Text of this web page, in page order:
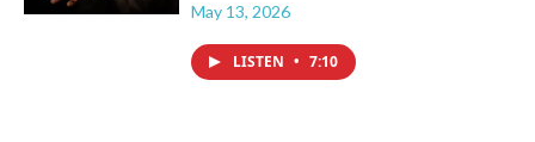
May 13, 2026
LISTEN • 7:10